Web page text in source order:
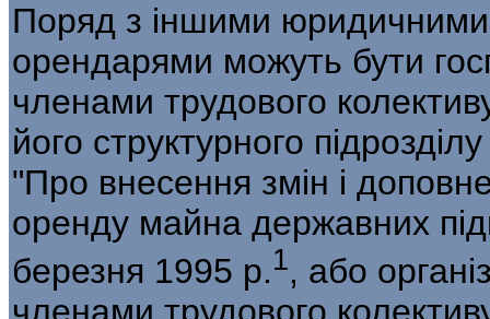
Поряд з іншими
орендарями можуть бути
членами трудового
його структурного
"Про внесення змін і
оренду майна державних
березня 1995 р.1, або